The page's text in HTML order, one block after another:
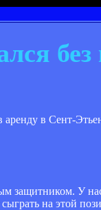
в Сент-
защитником. У
на этой